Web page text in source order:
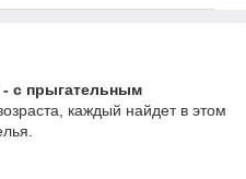
с прыгательным
каждый найдет в этом